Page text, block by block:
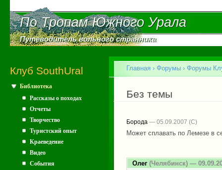
По Тропам Южного Урала
По Тропам Южного Урала
Путеводитель вольного странника
Путеводитель вольного странника
Клуб SouthUral
Библиотека
Рассказы о походах
Отчеты
Творчество
Туристский опыт
Краеведение
Видео
События
Вы здесь
Главная › Форумы › Форумы
Без темы
Борода — 05.09.2007
Может сплавать по Лемезе в
Олег (Челябинск) —